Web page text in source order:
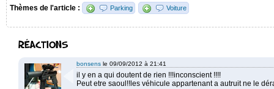
Thèmes de l'article : Parking Voiture
RÉACTIONS
bonsens le 09/09/2012 à 21:41
il y en a qui doutent de rien !!!inconscient !!!!
Peut etre saoul!!les véhicule appartenant a autruit ne le